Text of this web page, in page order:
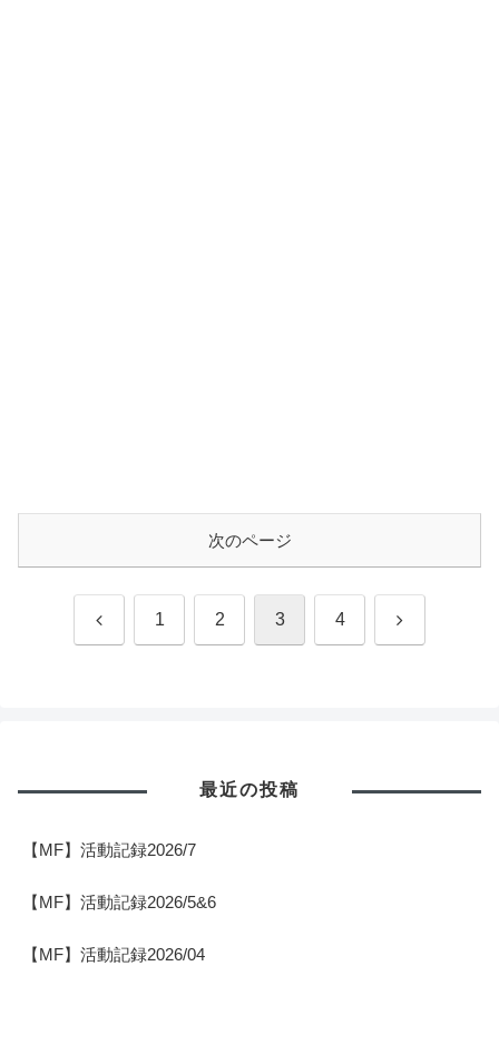
次のページ
前 1 2 3 4 次
最近の投稿
【MF】活動記録2026/7
【MF】活動記録2026/5&6
【MF】活動記録2026/04